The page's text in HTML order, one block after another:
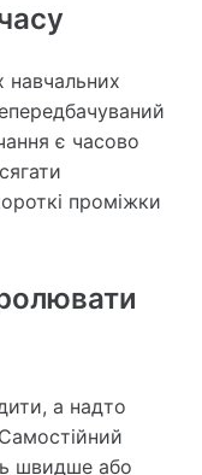
навчальних
є часово
проміжки
а надто
швидше або